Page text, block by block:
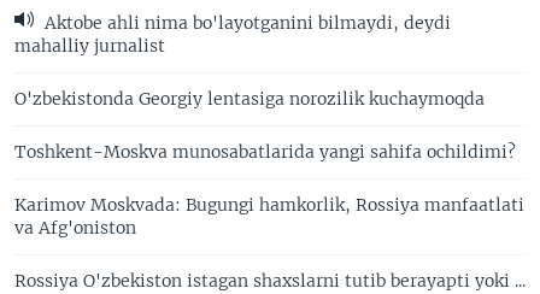
Aktobe ahli nima bo'layotganini bilmaydi, deydi
mahalliy jurnalist
O'zbekistonda Georgiy lentasiga norozilik kuchaymoqda
Toshkent-Moskva munosabatlarida yangi sahifa ochildimi?
Karimov Moskvada: Bugungi hamkorlik, Rossiya manfaatlati
va Afg'oniston
Rossiya O'zbekiston istagan shaxslarni tutib berayapti yoki ...